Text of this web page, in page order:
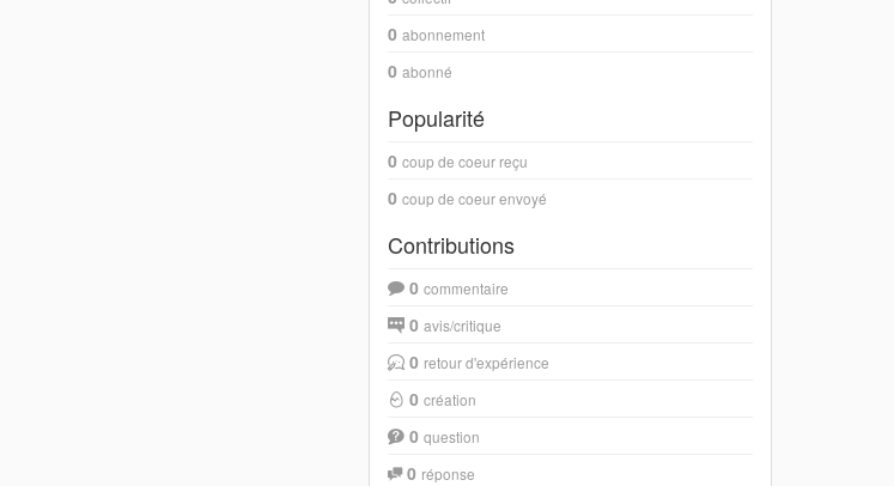
0 abonnement
0 abonné
Popularité
0 coup de coeur reçu
0 coup de coeur envoyé
Contributions
0 commentaire
0 avis/critique
0 retour d'expérience
0 création
0 question
0 réponse